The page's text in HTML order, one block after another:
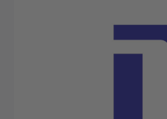
Pomiń galerię zdjęć